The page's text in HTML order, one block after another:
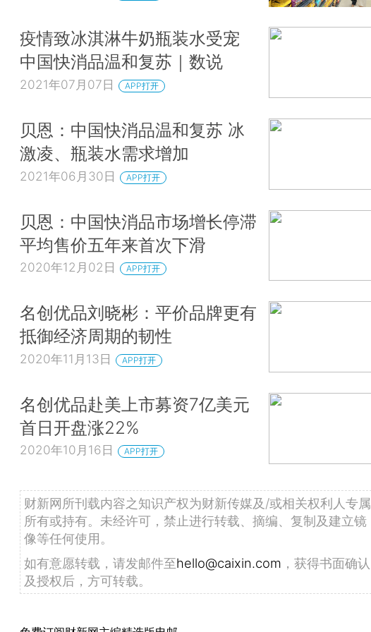
疫情致冰淇淋牛奶瓶装水受宠
中国快消品温和复苏｜数说
2021年07月07日 APP打开
贝恩：中国快消品温和复苏 冰
激凌、瓶装水需求增加
2021年06月30日 APP打开
贝恩：中国快消品市场增长停滞
平均售价五年来首次下滑
2020年12月02日 APP打开
名创优品刘晓彬：平价品牌更有
抵御经济周期的韧性
2020年11月13日 APP打开
名创优品赴美上市募资7亿美元
首日开盘涨22%
2020年10月16日 APP打开
财新网所刊载内容之知识产权为财新传媒及/或相关权利人专属
所有或持有。未经许可，禁止进行转载、摘编、复制及建立镜
像等任何使用。
如有意愿转载，请发邮件至hello@caixin.com ，获得书面确认
及授权后，方可转载。